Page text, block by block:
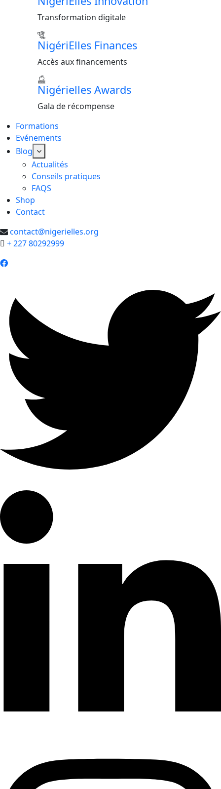
Transformation digitale
NigériElles Finances
Accès aux financements
Nigérielles Awards
Gala de récompense
Formations
Evénements
Blog
Actualités
Conseils pratiques
FAQS
Shop
Contact
contact@nigerielles.org
+ 227 80292999